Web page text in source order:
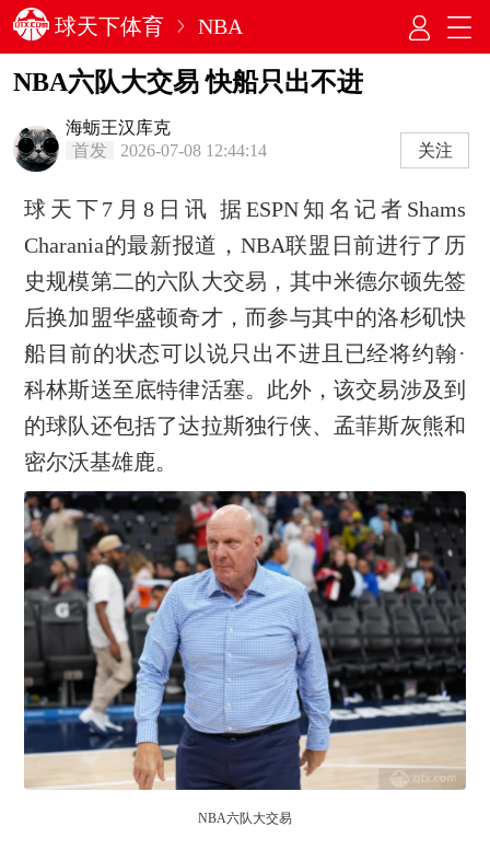
球天下体育 NBA
NBA六队大交易 快船只出不进
海蛎王汉库克
首发
2026-07-08 12:44:14 关注
球天下7月8日讯 据ESPN知名记者Shams
Charania的最新报道，NBA联盟日前进行了历
史规模第二的六队大交易，其中米德尔顿先签
后换加盟华盛顿奇才，而参与其中的洛杉矶快
船目前的状态可以说只出不进且已经将约翰·
科林斯送至底特律活塞。此外，该交易涉及到
的球队还包括了达拉斯独行侠、孟菲斯灰熊和
密尔沃基雄鹿。
NBA六队大交易